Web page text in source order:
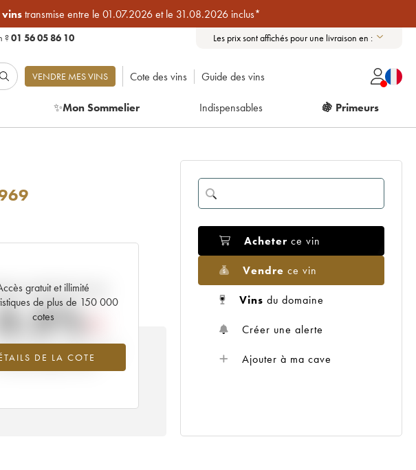
transmise entre le 01.07.2026 et le 31.08.2026 inclus*
?01 56 05 86 10 Les prix sont affichés pour une livraison en :
VENDRE MES VINS Cote des vins Guide des vins
✨Mon Sommelier Indispensables 🍇 Primeurs
gratuit et illimité
de plus de 150 000
cotes
DE LA COTE
actuelle de la cote
à la baisse du millésime 1969
2026 par rapport à 2025
Acheter ce vin
Vendre ce vin
Vins du domaine
Créer une alerte
Ajouter à ma cave